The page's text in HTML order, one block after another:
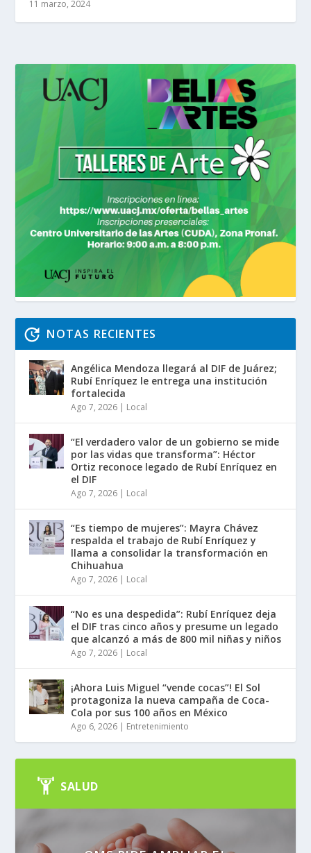
11 marzo, 2024
NOTAS RECIENTES
Angélica Mendoza llegará al DIF de Juárez;
Rubí Enríquez le entrega una institución
fortalecida
Ago 7, 2026 | Local
“El verdadero valor de un gobierno se mide
por las vidas que transforma”: Héctor
Ortiz reconoce legado de Rubí Enríquez en
el DIF
Ago 7, 2026 | Local
“Es tiempo de mujeres”: Mayra Chávez
respalda el trabajo de Rubí Enríquez y
llama a consolidar la transformación en
Chihuahua
Ago 7, 2026 | Local
“No es una despedida”: Rubí Enríquez deja
el DIF tras cinco años y presume un legado
que alcanzó a más de 800 mil niñas y niños
Ago 7, 2026 | Local
¡Ahora Luis Miguel “vende cocas”! El Sol
protagoniza la nueva campaña de Coca-
Cola por sus 100 años en México
Ago 6, 2026 | Entretenimiento
SALUD